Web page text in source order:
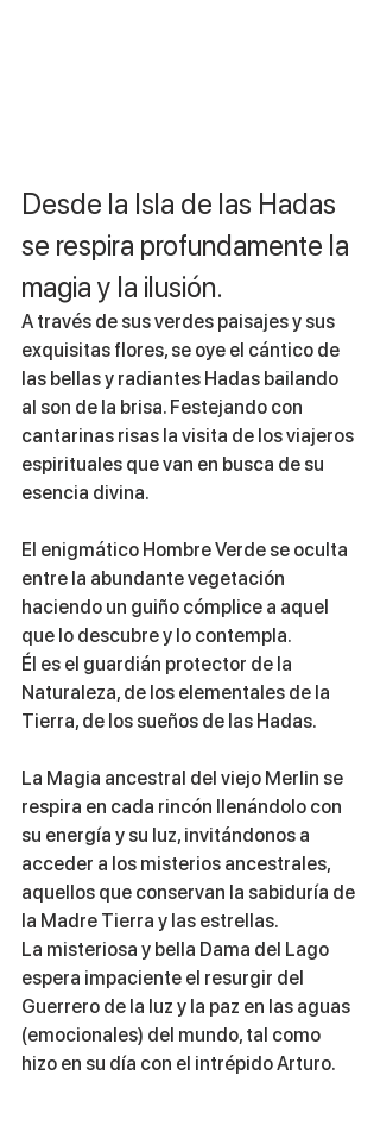
Desde la Isla de las Hadas
se respira profundamente la
magia y la ilusión.
A través de sus verdes paisajes y sus
exquisitas flores, se oye el cántico de
las bellas y radiantes Hadas bailando
al son de la brisa. Festejando con
cantarinas risas la visita de los viajeros
espirituales que van en busca de su
esencia divina.
El enigmático Hombre Verde se oculta
entre la abundante vegetación
haciendo un guiño cómplice a aquel
que lo descubre y lo contempla.
Él es el guardián protector de la
Naturaleza, de los elementales de la
Tierra, de los sueños de las Hadas.
La Magia ancestral del viejo Merlin se
respira en cada rincón llenándolo con
su energía y su luz, invitándonos a
acceder a los misterios ancestrales,
aquellos que conservan la sabiduría de
la Madre Tierra y las estrellas.
La misteriosa y bella Dama del Lago
espera impaciente el resurgir del
Guerrero de la luz y la paz en las aguas
(emocionales) del mundo, tal como
hizo en su día con el intrépido Arturo.